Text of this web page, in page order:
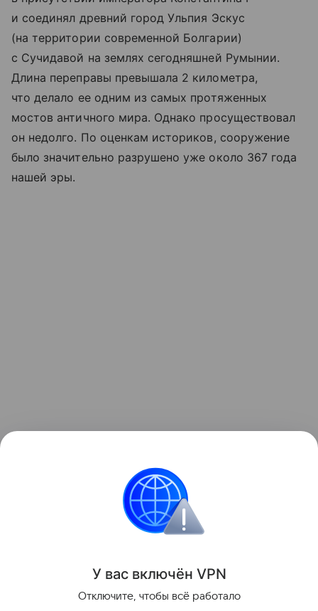
и соединял древний город Ульпия Эскус
(на территории современной Болгарии)
с Сучидавой на землях сегодняшней Румынии.
Длина переправы превышала 2 километра,
что делало ее одним из самых протяженных
мостов античного мира. Однако просуществовал
он недолго. По оценкам историков, сооружение
было значительно разрушено уже около 367 года
нашей эры.
Ранее рекордные засухиобнажили
немецких кораблей у берегов Сербии.
У вас включён VPN
Отключите, чтобы всё работало